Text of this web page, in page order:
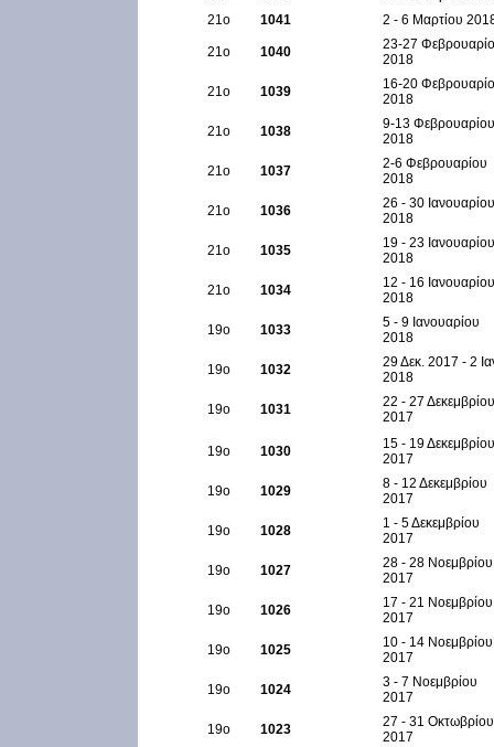
21ο
1041 2 - 6 Μαρτίου
21ο 1040
23-27
2018
21ο 1039
16-20
2018
21ο 1038
9-13 Φεβρουαρίου
2018
21ο 1037
2-6 Φεβρουαρίου
2018
21ο 1036
26 - 30 Ιανουαρίου
2018
21ο 1035
19 - 23 Ιανουαρίου
2018
21ο 1034
12 - 16 Ιανουαρίου
2018
19ο 1033
5 - 9 Ιανουαρίου
2018
19ο 1032
29 Δεκ. 2017 - 2
2018
19ο 1031
22 - 27 Δεκεμβρίου
2017
19ο 1030
15 - 19 Δεκεμβρίου
2017
19ο 1029
8 - 12 Δεκεμβρίου
2017
19ο 1028
1 - 5 Δεκεμβρίου
2017
19ο 1027
28 - 28 Νοεμβρίου
2017
19ο 1026
17 - 21 Νοεμβρίου
2017
19ο 1025
10 - 14 Νοεμβρίου
2017
19ο 1024
3 - 7 Νοεμβρίου
2017
19ο 1023
27 - 31 Οκτωβρίου
2017